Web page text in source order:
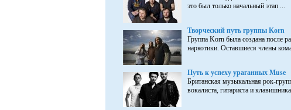
это был только начальный этап ...
Творческий путь группы Korn
Группа Korn была создана после
наркотики. Оставшиеся члены
Путь к успеху ураганных Muse
Британская музыкальная рок-
вокалиста, гитариста и